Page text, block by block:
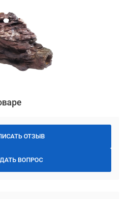
ОТЗЫВ
ВОПРОС